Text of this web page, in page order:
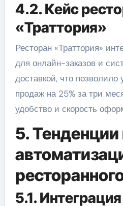
4.2. Кейс
«Траттория»
Ресторан «Траттория»
для онлайн-заказов и
доставкой, что
продаж на 25% за три
удобство и скорость
5. Тенденции
5.1. Интеграция